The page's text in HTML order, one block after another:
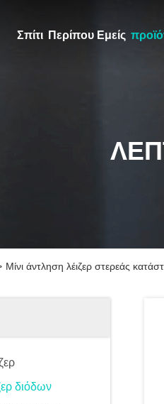
Σπίτι Περίπου Εμείς
Μίνι άντληση λέιζερ στερεάς
διόδων